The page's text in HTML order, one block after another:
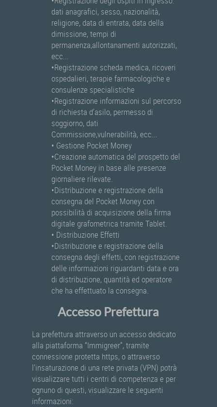
dati anagrafici, sesso, nazionalità,
religione, data di entrata, data della
dimissione, tempi di
permanenza,allontanamenti autorizzati,
ecc...
•Registrazione scheda medica, ricoveri
ospedalieri, terapie farmacologiche e
consulenze specialistiche
•Registrazione informazioni sul percorso
di richiesta d’asilo, permesso di
soggiorno, dati
Commissione,vulnerabilità, ecc...
• Gestione Pocket Money
•Creazione automatica del prospetto del
Pocket Money in base alle presenze
giornaliere rilevate.
•Distribuzione e registrazione della
consegna del Pocket Money con
possibilità di acquisizione della firma
digitale grafometrica tramite Tablet.
• Distribuzione Effetti
•Distribuzione e registrazione della
consegna degli effetti, con registrazione
delle informazioni riguardanti data e ora
di distribuzione, quantità ed operatore
che ha effettuato la consegna.
Accesso Prefettura
La prefettura attraverso un accesso dedicato
alla piattaforma “Immigreer”, tramite
connessione protetta https, o attraverso
l'insaturazione di una rete privata (VPN) potrà
visualizzare tutti i centri di competenza e per
ognuno di questi, visualizzare le seguenti
informazioni: